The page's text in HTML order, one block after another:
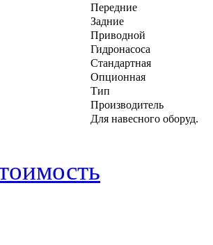
Передние
Задние
Приводной
Гидронасоса
Стандартная
Опционная
Тип
Производитель
Для навесного оборуд.